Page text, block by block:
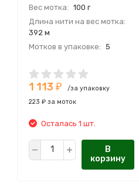
Вес мотка: 100 г
Длина нити на вес мотка:
392 м
Мотков в упаковке: 5
Производитель:
СЕМЕНОВСКАЯ ПРЯЖА
1 113 ₽
/за упаковку
223 ₽ за моток
Осталась 1 шт.
В
корзину